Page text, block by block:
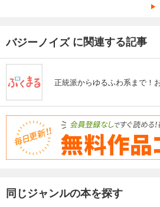
バジーノイズ に関連する記事
正統派からゆるふわ系まで！
同じジャンルの本を探す